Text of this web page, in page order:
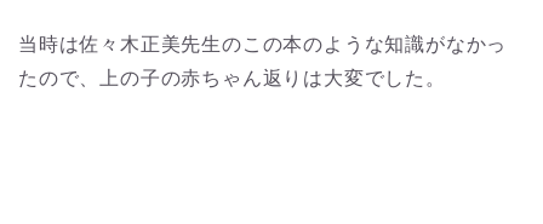
当時は佐々木正美先生のこの本のような知識がなかっ
たので、上の子の赤ちゃん返りは大変でした。